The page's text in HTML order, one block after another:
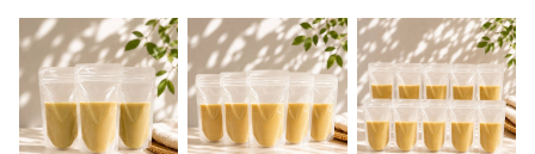
Home
About